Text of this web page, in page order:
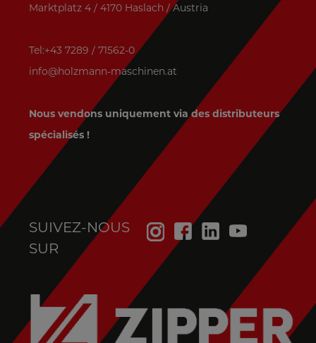
Marktplatz 4 / 4170 Haslach / Austria
Tel:+43 7289 / 71562-0
info@holzmann-maschinen.at
Nous vendons uniquement via des distributeurs
spécialisés !
SUIVEZ-NOUS
SUR